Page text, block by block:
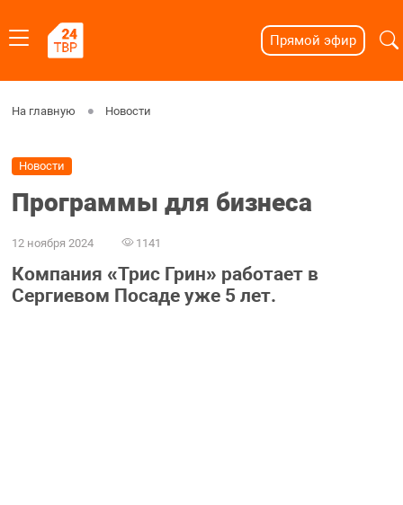
Прямой эфир
На главную Новости
Новости
Программы для бизнеса
12 ноября 2024 1141
Компания «Трис Грин» работает в
Сергиевом Посаде уже 5 лет.